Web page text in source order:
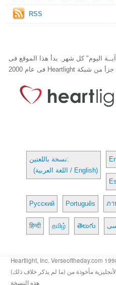
RSS
شخص يقرأ "آيــة اليوم" كل شهر. بدأ هذا الموقع فى
نسخة باللغتين:
(اللغة العربية / English)
Русский Português ภา
हिन्दी தமிழ் తెలుగు
مأخوذة من (ما لم يذكر خلاف ذلك)
هذه النسخة